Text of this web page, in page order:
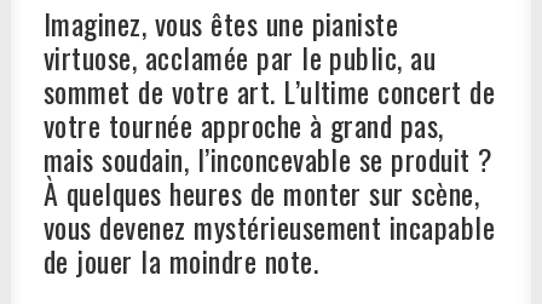
Imaginez, vous êtes une pianiste
virtuose, acclamée par le public, au
sommet de votre art. L’ultime concert de
votre tournée approche à grand pas,
mais soudain, l’inconcevable se produit ?
À quelques heures de monter sur scène,
vous devenez mystérieusement incapable
de jouer la moindre note.